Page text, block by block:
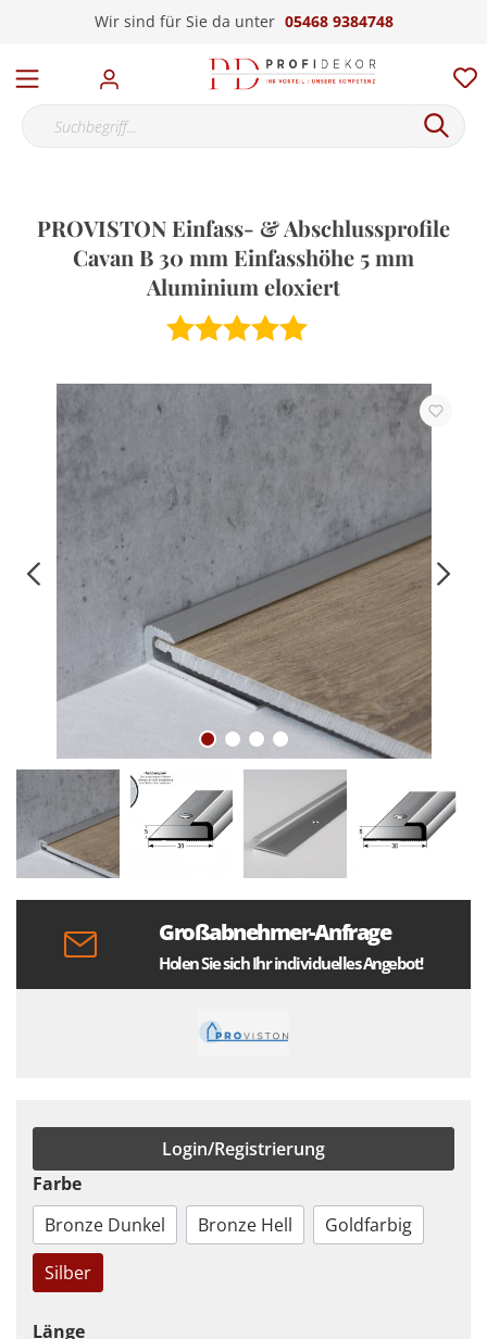
Wir sind für Sie da unter 05468 9384748
PROVISTON Einfass- & Abschlussprofile
Cavan B 30 mm Einfasshöhe 5 mm
Aluminium eloxiert
Großabnehmer-Anfrage
Holen Sie sich Ihr individuelles Angebot!
Login/Registrierung
Farbe
Bronze Dunkel
Bronze Hell
Goldfarbig
Silber
Länge